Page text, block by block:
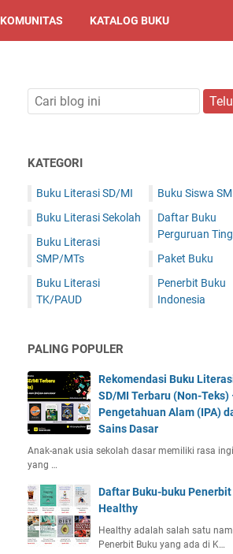
KOMUNITAS KATALOG BUKU
KATEGORI
Buku Literasi SD/MI
Buku Literasi Sekolah
Buku Literasi
SMP/MTs
Buku Literasi
TK/PAUD
Buku Siswa
Daftar Buku
Perguruan
Paket Buku
Penerbit Buku
Indonesia
PALING POPULER
Rekomendasi Buku
SD/MI Terbaru (Non-Teks)
Pengetahuan Alam (IPA)
Sains Dasar
Anak-anak usia sekolah dasar memiliki rasa
yang …
Daftar Buku-buku Penerbit
Healthy
Healthy adalah salah satu
Penerbit Buku yang ada di K…